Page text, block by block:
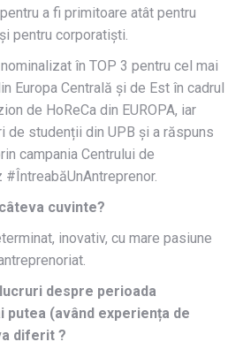
a fi primitoare atât pentru
pentru corporatiști.
în TOP 3 pentru cel mai
Europa Centrală și de Est în cadrul
de HoReCa din EUROPA, iar
de studenții din UPB și a răspuns
campania Centrului de
cuvinte?
inovativ, cu mare pasiune
despre perioada
putea (având experiența de
diferit ?